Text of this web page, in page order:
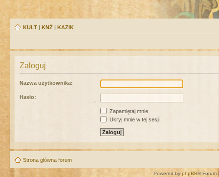
KULT | KNŻ | KAZIK
Zaloguj
Nazwa użytkownika:
Hasło:
Zapamiętaj mnie
Ukryj mnie w tej sesji
Strona główna forum
Powered by phpBB® Forum